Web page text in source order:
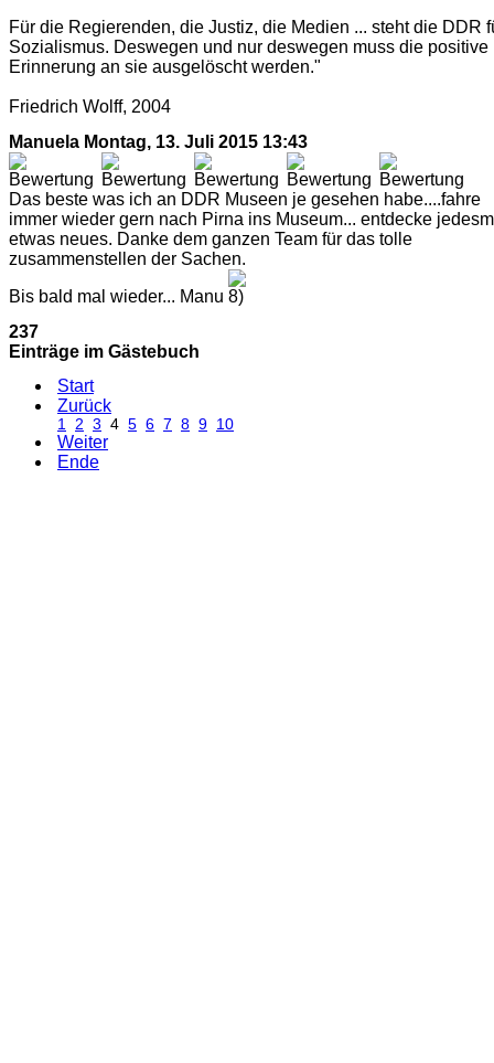
Für die Regierenden, die Justiz, die Medien ... steht die DDR
Sozialismus. Deswegen und nur deswegen muss die positive
Erinnerung an sie ausgelöscht werden."
Friedrich Wolff, 2004
Manuela Montag, 13. Juli 2015 13:43
Das beste was ich an DDR Museen je gesehen habe....fahre
immer wieder gern nach Pirna ins Museum... entdecke
etwas neues. Danke dem ganzen Team für das tolle
zusammenstellen der Sachen.
Bis bald mal wieder... Manu
237
Einträge im Gästebuch
Start
Zurück
1 2 3 4 5 6 7 8 9 10
Weiter
Ende